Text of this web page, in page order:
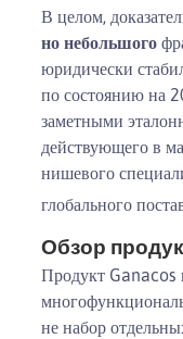
В целом,
но небольшого
юридически
по состоянию на
заметными
действующего в
нишевого
глобального
Обзор
Продукт Ganacos
не набор